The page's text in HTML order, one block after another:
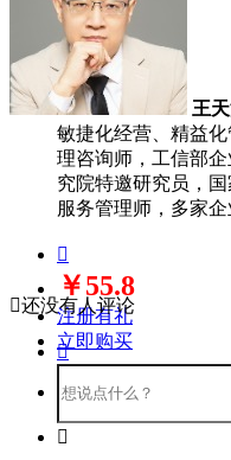
王
敏捷化经营、精益
理咨询师，工信部
究院特邀研究员，
服务管理师，多家企

￥55.8
注册有礼
立即购买
还没有人评论

